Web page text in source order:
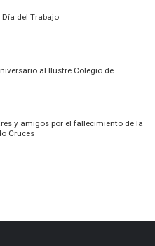
Día del Trabajo
al Ilustre Colegio de
y amigos por el fallecimiento de la
Cruces